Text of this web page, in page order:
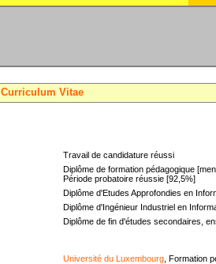
Curriculum Vitae
Travail de candidature réussi
Diplôme de formation pédagogique
Période probatoire réussie [92,5%]
Diplôme d'Etudes Approfondies en
Diplôme d'Ingénieur Industriel en
Diplôme de fin d'études secondaires,
Université du Luxembourg , Formation